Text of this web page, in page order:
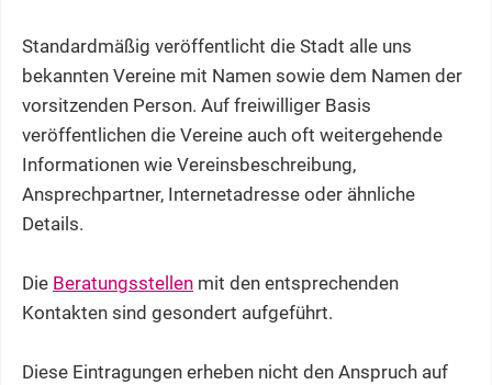
Standardmäßig veröffentlicht die Stadt alle uns
bekannten Vereine mit Namen sowie dem Namen der
vorsitzenden Person. Auf freiwilliger Basis
veröffentlichen die Vereine auch oft weitergehende
Informationen wie Vereinsbeschreibung,
Ansprechpartner, Internetadresse oder ähnliche
Details.
Die Beratungsstellen mit den entsprechenden
Kontakten sind gesondert aufgeführt.
Diese Eintragungen erheben nicht den Anspruch auf